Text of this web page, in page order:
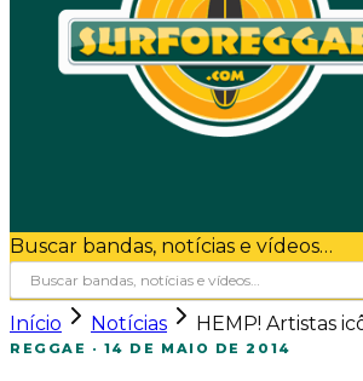
Buscar bandas, notícias e vídeos…
Início Notícias HEMP! Artistas
REGGAE · 14 DE MAIO DE 2014